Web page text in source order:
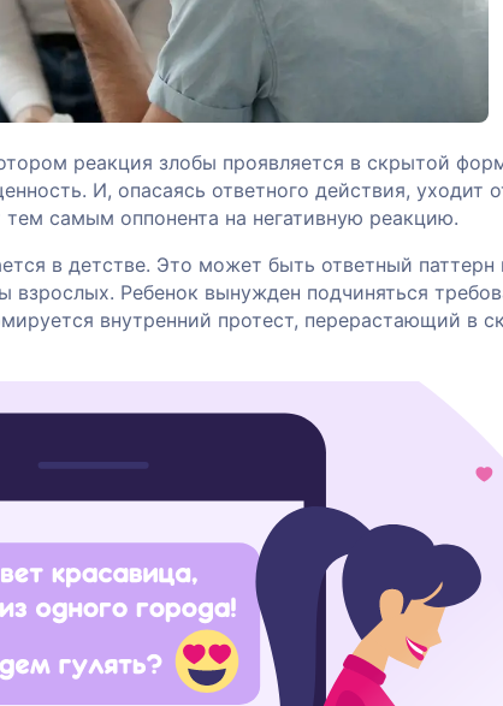
реакция злобы проявляется в скрытой
И, опасаясь ответного действия, уходит
самым оппонента на негативную реакцию.
в детстве. Это может быть ответный паттерн
взрослых. Ребенок вынужден подчиняться
внутренний протест, перерастающий в